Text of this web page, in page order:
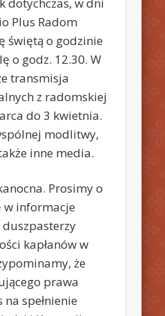
Plus Radom
świętą o godzinie
o godz. 12.30. W
transmisja
z radomskiej
do 3 kwietnia.
modlitwy,
inne media.
Prosimy o
w informacje
kapłanów w
że
prawa
na spełnienie